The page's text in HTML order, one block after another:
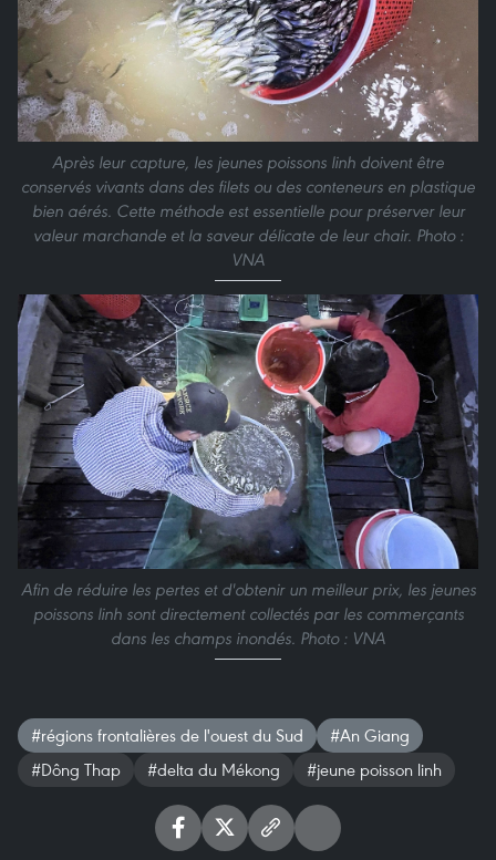
Après leur capture, les jeunes poissons linh doivent être
conservés vivants dans des filets ou des conteneurs en plastique
bien aérés. Cette méthode est essentielle pour préserver leur
valeur marchande et la saveur délicate de leur chair. Photo :
VNA
Afin de réduire les pertes et d'obtenir un meilleur prix, les jeunes
poissons linh sont directement collectés par les commerçants
dans les champs inondés. Photo : VNA
#régions frontalières de l'ouest du Sud
#An Giang
#Dông Thap
#delta du Mékong #jeune poisson linh